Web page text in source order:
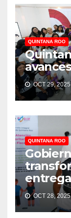
QUINTANA ROO
OCT 29, 2025
QUINTANA ROO
OCT 28, 2025